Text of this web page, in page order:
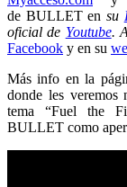
de BULLET en su
oficial de Youtube.
Facebook y en su
Más info en la
donde les veremos
tema “Fuel the
BULLET como